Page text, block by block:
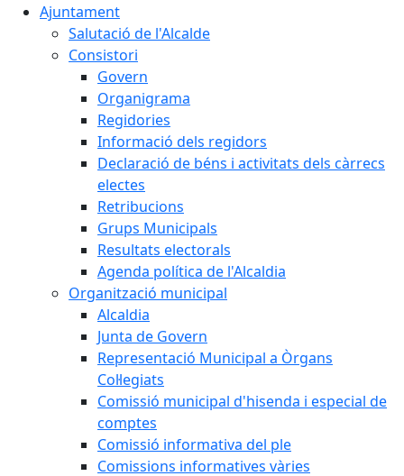
Ajuntament
Salutació de l'Alcalde
Consistori
Govern
Organigrama
Regidories
Informació dels regidors
Declaració de béns i activitats dels càrrecs
electes
Retribucions
Grups Municipals
Resultats electorals
Agenda política de l'Alcaldia
Organització municipal
Alcaldia
Junta de Govern
Representació Municipal a Òrgans
Col·legiats
Comissió municipal d'hisenda i especial de
comptes
Comissió informativa del ple
Comissions informatives vàries